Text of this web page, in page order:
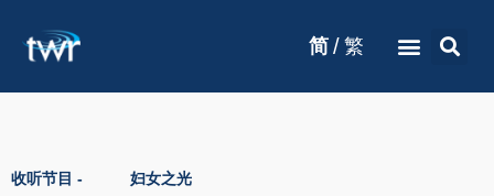
简 / 繁
收听节目 - 妇女之光